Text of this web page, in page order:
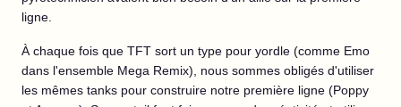
ligne.
À chaque fois que TFT sort un type pour yordle (comme Emo
dans l'ensemble Mega Remix), nous sommes obligés d'utiliser
les mêmes tanks pour construire notre première ligne (Poppy